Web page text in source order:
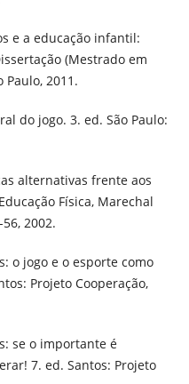
e a educação infantil:
(Mestrado em
Paulo, 2011.
do jogo. 3. ed. São Paulo:
alternativas frente aos
Física, Marechal
2002.
o jogo e o esporte como
Projeto Cooperação,
se o importante é
7. ed. Santos: Projeto